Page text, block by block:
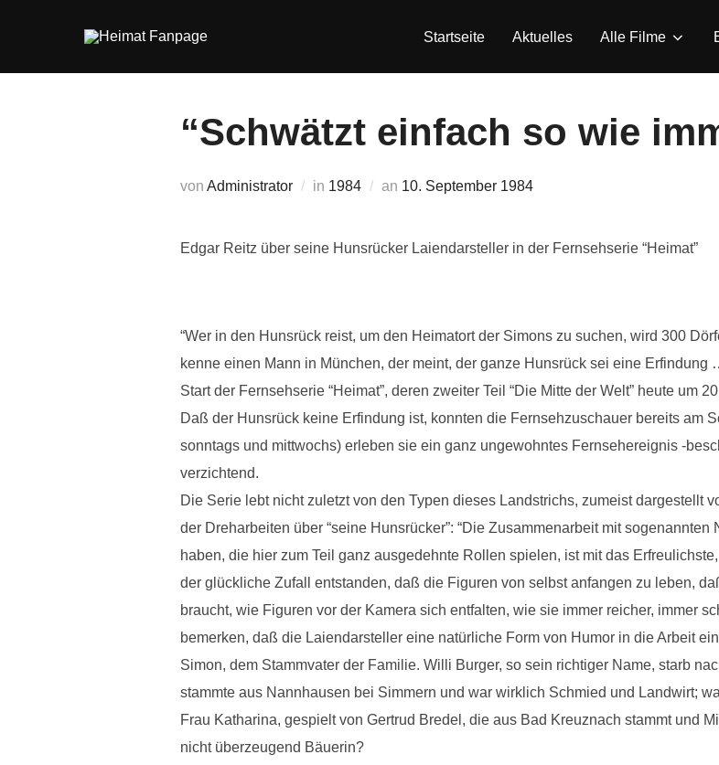
Startseite Aktuelles Alle Filme
“Schwätzt einfach so wie
von Administrator in 1984 an Veröffentlicht
10. September 1984
Edgar Reitz über seine Hunsrücker Laiendarsteller in der Fernsehserie “Heimat”
“Wer in den Hunsrück reist, um den Heimatort der Simons zu suchen, wird 300
kenne einen Mann in München, der meint, der ganze Hunsrück sei eine
Start der Fernsehserie “Heimat”, deren zweiter Teil “Die Mitte der Welt” heute um
Daß der Hunsrück keine Erfindung ist, konnten die Fernsehzuschauer bereits am
sonntags und mittwochs) erleben sie ein ganz ungewohntes Fernsehereignis -
verzichtend.
Die Serie lebt nicht zuletzt von den Typen dieses Landstrichs, zumeist dargestellt
der Dreharbeiten über “seine Hunsrücker”: “Die Zusammenarbeit mit
haben, die hier zum Teil ganz ausgedehnte Rollen spielen, ist mit das
der glückliche Zufall entstanden, daß die Figuren von selbst anfangen zu leben,
braucht, wie Figuren vor der Kamera sich entfalten, wie sie immer reicher, immer
bemerken, daß die Laiendarsteller eine natürliche Form von Humor in die Arbeit
Simon, dem Stammvater der Familie. Willi Burger, so sein richtiger Name, starb
stammte aus Nannhausen bei Simmern und war wirklich Schmied und Landwirt;
Frau Katharina, gespielt von Gertrud Bredel, die aus Bad Kreuznach stammt und
nicht überzeugend Bäuerin?